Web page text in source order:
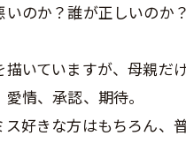
いのか？誰が正しいのか
描いていますが、母親だ
愛情、承認、期待。
ス好きな方はもちろん